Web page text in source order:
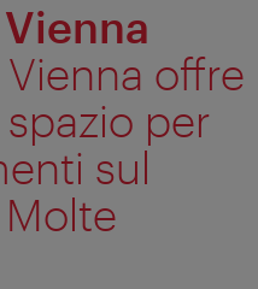
offre
per
sul